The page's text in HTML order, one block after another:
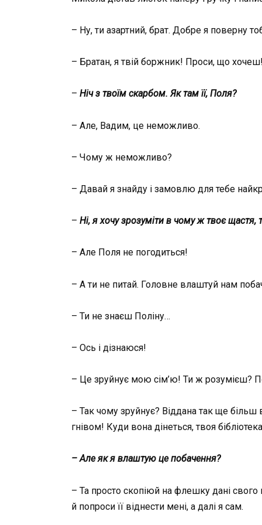
– Ну, ти азартний, брат. Добре я поверну
– Братан, я твій боржник! Проси, що
– Ніч з твоїм скарбом. Як там її, Поля?
– Але, Вадим, це неможливо.
– Чому ж неможливо?
– Давай я знайду і замовлю для тебе
– Ні, я хочу зрозуміти в чому ж твоє
– Але Поля не погодиться!
– А ти не питай. Головне влаштуй нам
– Ти не знаєш Поліну…
– Ось і дізнаюся!
– Це зруйнує мою сім’ю! Ти ж розумієш?
– Так чому зруйнує? Віддана так ще більш
гнівом! Куди вона дінеться, твоя
– Але як я влаштую це побачення?
– Та просто скопіюй на флешку дані свого
й попроси її віднести мені, а далі я сам.